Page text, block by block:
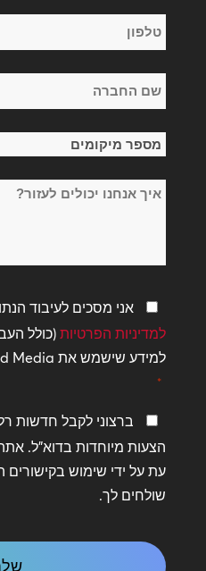
טלפון
*
שם
החברה
*
מספר
*
איך
לעזור?
מדיניות
פרטיות
*
אני מסכים לעיבוד
למדיניות הפרטיות(כולל
למידע שישמש את Mood Media כדי ליצור איתי קשר.
*
שמור
על
קשר
ברצוני לקבל חדשות
הצעות מיוחדות בדוא"ל.
עת על ידי שימוש בקישורים
שולחים לך.